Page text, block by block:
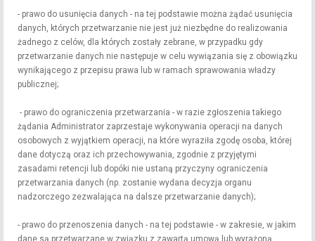
- prawo do usunięcia danych - na tej podstawie można żądać usunięcia
danych, których przetwarzanie nie jest już niezbędne do realizowania
żadnego z celów, dla których zostały zebrane, w przypadku gdy
przetwarzanie danych nie następuje w celu wywiązania się z obowiązku
wynikającego z przepisu prawa lub w ramach sprawowania władzy
publicznej;
- prawo do ograniczenia przetwarzania - w razie zgłoszenia takiego
żądania Administrator zaprzestaje wykonywania operacji na danych
osobowych z wyjątkiem operacji, na które wyraziła zgodę osoba, której
dane dotyczą oraz ich przechowywania, zgodnie z przyjętymi
zasadami retencji lub dopóki nie ustaną przyczyny ograniczenia
przetwarzania danych (np. zostanie wydana decyzja organu
nadzorczego zezwalająca na dalsze przetwarzanie danych);
- prawo do przenoszenia danych - na tej podstawie - w zakresie, w jakim
dane są przetwarzane w związku z zawartą umową lub wyrażoną